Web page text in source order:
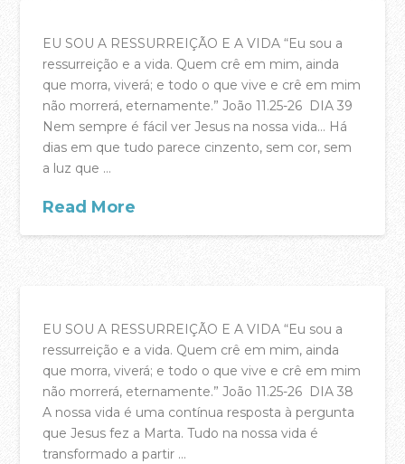
Projeto de Missões
Refletir
Oração Online – Quintas 21h30
Bem-vindos à Casa da Cidade!
A Casa da Cidade Música – YouTube
A Casa da Cidade Música – Spotify
Podcast Falamos em Casa – YouTube
Podcast Falamos em Casa – Spotify
EU SOU A RESSURREIÇÃO E A VIDA “Eu sou a
ressurreição e a vida. Quem crê em mim, ainda
que morra, viverá; e todo o que vive e crê em mim
não morrerá, eternamente.” João 11.25-26 DIA 39
Nem sempre é fácil ver Jesus na nossa vida… Há
dias em que tudo parece cinzento, sem cor, sem
a luz que …
Read More
acasadac 04.14.2017
EU SOU A RESSURREIÇÃO E A VIDA “Eu sou a
ressurreição e a vida. Quem crê em mim, ainda
que morra, viverá; e todo o que vive e crê em mim
não morrerá, eternamente.” João 11.25-26 DIA 38
A nossa vida é uma contínua resposta à pergunta
que Jesus fez a Marta. Tudo na nossa vida é
transformado a partir …